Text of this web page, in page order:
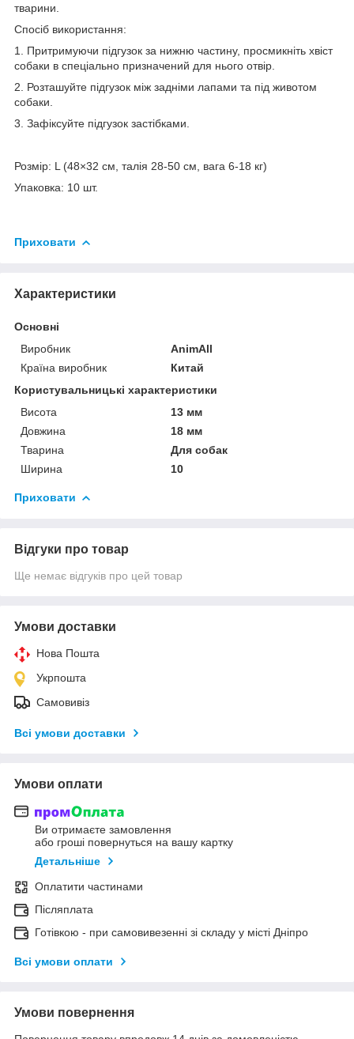
тварини.
Спосіб використання:
1. Притримуючи підгузок за нижню частину, просмикніть хвіст
собаки в спеціально призначений для нього отвір.
2. Розташуйте підгузок між задніми лапами та під животом
собаки.
3. Зафіксуйте підгузок застібками.
Розмір: L (48×32 см, талія 28-50 см, вага 6-18 кг)
Упаковка: 10 шт.
Приховати
Характеристики
Основні
Виробник
AnimAll
Країна виробник
Китай
Користувальницькі характеристики
Висота
13 мм
Довжина
18 мм
Тварина
Для собак
Ширина
10
Приховати
Відгуки про товар
Ще немає відгуків про цей товар
Умови доставки
Нова Пошта
Укрпошта
Самовивіз
Всі умови доставки
Умови оплати
Ви отримаєте замовлення
або гроші повернуться на вашу картку
Детальніше
Оплатити частинами
Післяплата
Готівкою - при самовивезенні зі складу у місті Дніпро
Всі умови оплати
Умови повернення